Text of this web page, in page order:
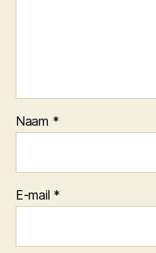
Naam *
E-mail *